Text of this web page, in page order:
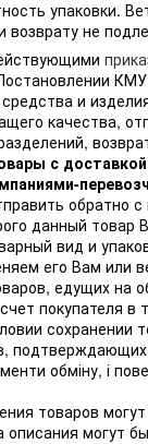
упаковки.
возврату не
и
качества,
с
обратно
данный товар
вид и
его Вам или
едущих на
покупателя в
сохранении
подтверждающих
обміну, і
товаров
описания могут